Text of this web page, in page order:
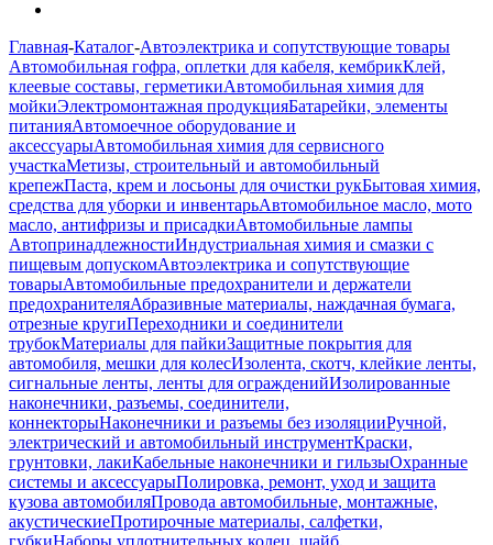
Главная-Каталог-Автоэлектрика и сопутствующие товары
Автомобильная гофра, оплетки для кабеля, кембрикКлей,
клеевые составы, герметикиАвтомобильная химия для
мойкиЭлектромонтажная продукцияБатарейки, элементы
питанияАвтомоечное оборудование и
аксессуарыАвтомобильная химия для сервисного
участкаМетизы, строительный и автомобильный
крепежПаста, крем и лосьоны для очистки рукБытовая химия,
средства для уборки и инвентарьАвтомобильное масло, мото
масло, антифризы и присадкиАвтомобильные лампы
АвтопринадлежностиИндустриальная химия и смазки с
пищевым допускомАвтоэлектрика и сопутствующие
товарыАвтомобильные предохранители и держатели
предохранителяАбразивные материалы, наждачная бумага,
отрезные кругиПереходники и соединители
трубокМатериалы для пайкиЗащитные покрытия для
автомобиля, мешки для колесИзолента, скотч, клейкие ленты,
сигнальные ленты, ленты для огражденийИзолированные
наконечники, разъемы, соединители,
коннекторыНаконечники и разъемы без изоляцииРучной,
электрический и автомобильный инструментКраски,
грунтовки, лакиКабельные наконечники и гильзыОхранные
системы и аксессуарыПолировка, ремонт, уход и защита
кузова автомобиляПровода автомобильные, монтажные,
акустическиеПротирочные материалы, салфетки,
губкиНаборы уплотнительных колец, шайб,